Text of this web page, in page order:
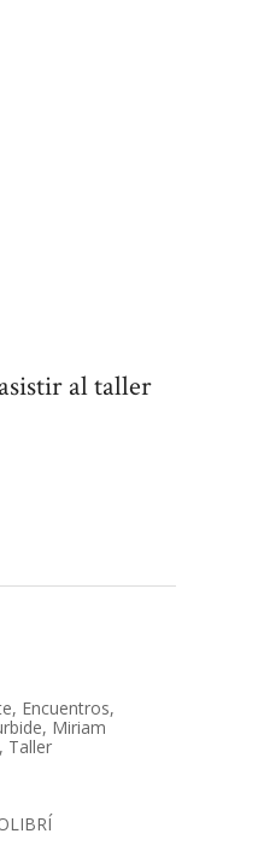
al taller
, Encuentros,
, Miriam
, Taller